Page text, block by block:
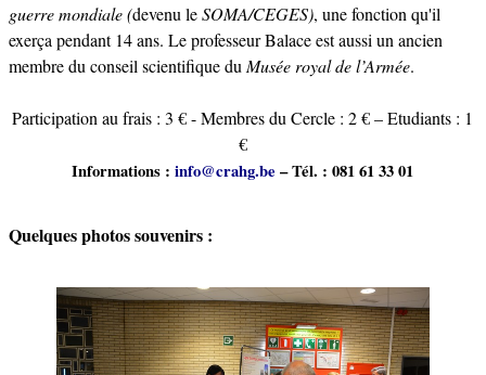
guerre mondiale (devenu leSOMA/CEGES), une fonction qu'il
exerça pendant 14 ans. Le professeur Balace est aussi un ancien
membre du conseil scientifique du Musée royal de l’Armée.
Participation au frais : 3 € - Membres du Cercle : 2 € – Etudiants : 1
€
Informations : info@crahg.be – Tél. : 081 61 33 01
Quelques photos souvenirs :